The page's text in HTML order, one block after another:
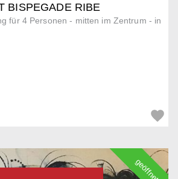
BISPEGADE RIBE
für 4 Personen - mitten im Zentrum - in
geöffnet